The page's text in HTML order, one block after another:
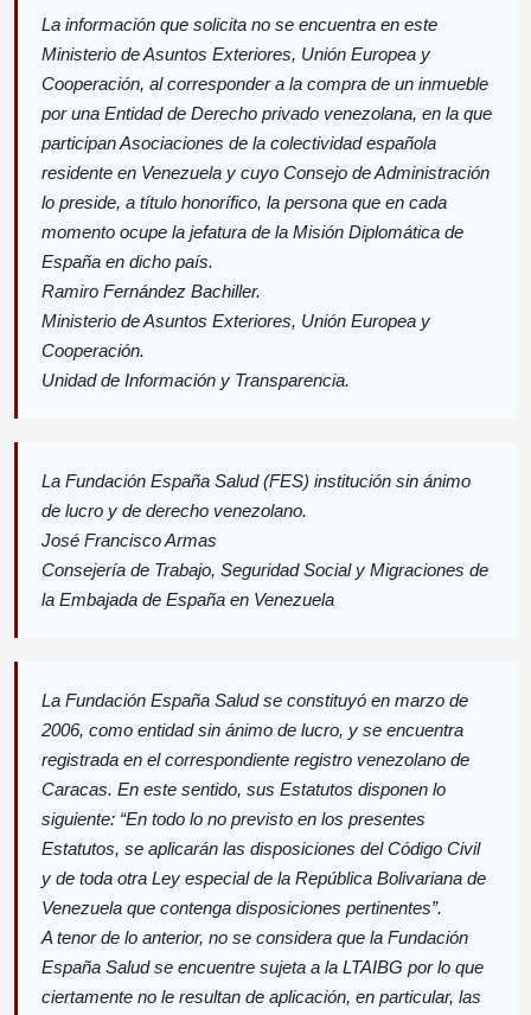
La información que solicita no se encuentra en este
Ministerio de Asuntos Exteriores, Unión Europea y
Cooperación, al corresponder a la compra de un inmueble
por una Entidad de Derecho privado venezolana, en la que
participan Asociaciones de la colectividad española
residente en Venezuela y cuyo Consejo de Administración
lo preside, a título honorífico, la persona que en cada
momento ocupe la jefatura de la Misión Diplomática de
España en dicho país.
Ramiro Fernández Bachiller.
Ministerio de Asuntos Exteriores, Unión Europea y
Cooperación.
Unidad de Información y Transparencia.
La Fundación España Salud (FES) institución sin ánimo
de lucro y de derecho venezolano.
José Francisco Armas
Consejería de Trabajo, Seguridad Social y Migraciones de
la Embajada de España en Venezuela
La Fundación España Salud se constituyó en marzo de
2006, como entidad sin ánimo de lucro, y se encuentra
registrada en el correspondiente registro venezolano de
Caracas. En este sentido, sus Estatutos disponen lo
siguiente: “En todo lo no previsto en los presentes
Estatutos, se aplicarán las disposiciones del Código Civil
y de toda otra Ley especial de la República Bolivariana de
Venezuela que contenga disposiciones pertinentes”.
A tenor de lo anterior, no se considera que la Fundación
España Salud se encuentre sujeta a la LTAIBG por lo que
ciertamente no le resultan de aplicación, en particular, las